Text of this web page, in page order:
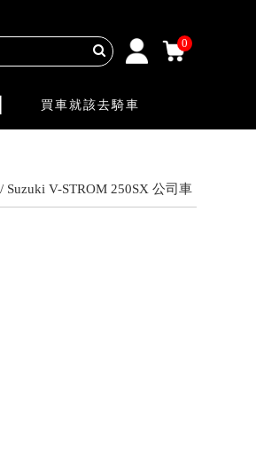
0
買車就該去騎車
Suzuki V-STROM 250SX 公司車